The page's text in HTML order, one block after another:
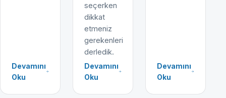
Devamını
Oku
seçerken
dikkat
etmeniz
gerekenleri
derledik.
Devamını
Oku
Devamını
Oku